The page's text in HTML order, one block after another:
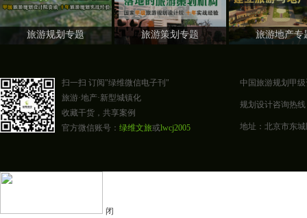
旅游规划专题 旅游策划专题 旅游地产专
扫一扫 订阅"绿维微信电子刊"
旅游·地产·新型城镇化
收藏干货，共享案例
官方微信账号： 绿维文旅或lwcj2005
中国旅游规划甲
规划设计咨询热线
地址：北京市东城
闭